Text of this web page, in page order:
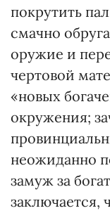
покрутить
смачно
оружие и
чертовой
«новых
окружения;
неожиданно
замуж за
заключается,